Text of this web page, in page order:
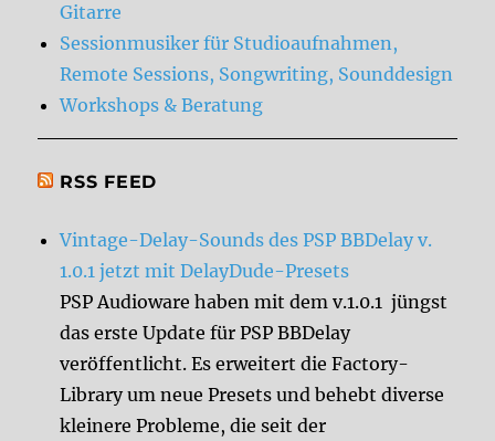
Gitarre
Sessionmusiker für Studioaufnahmen,
Remote Sessions, Songwriting, Sounddesign
Workshops & Beratung
RSS FEED
Vintage-Delay-Sounds des PSP BBDelay v.
1.0.1 jetzt mit DelayDude-Presets
PSP Audioware haben mit dem v.1.0.1 jüngst
das erste Update für PSP BBDelay
veröffentlicht. Es erweitert die Factory-
Library um neue Presets und behebt diverse
kleinere Probleme, die seit der